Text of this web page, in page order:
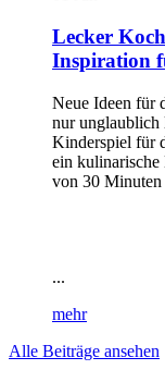
Lecker
Inspiration
Neue Ideen für
nur unglaublich
Kinderspiel für
ein kulinarische
von 30 Minuten
...
mehr
Alle Beiträge ansehen